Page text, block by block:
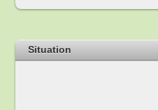
Situation